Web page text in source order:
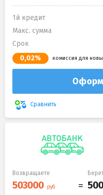
1й кредит
Макс. сумма
Срок
0,02% комиссия для
Сравнить
Возвращаете